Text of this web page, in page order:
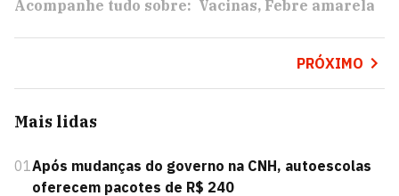
Acompanhe tudo sobre: Vacinas Febre amarela
PRÓXIMO
Mais lidas
01Após mudanças do governo na CNH, autoescolas
oferecem pacotes de R$ 240